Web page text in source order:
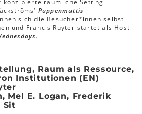
konzipierte räumliche Setting
Puppenmuttis
sich die Besucher*innen selbst
und Francis Ruyter startet als Host
.
Raum als Ressource,
Institutionen (EN)
Mel E. Logan, Frederik
Sit